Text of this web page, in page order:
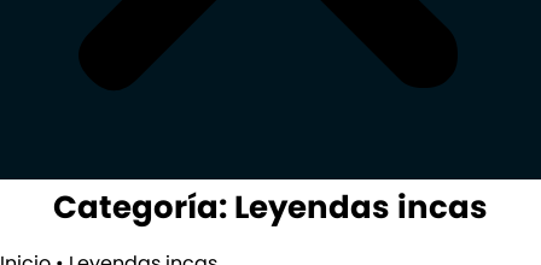
Categoría: Leyendas incas